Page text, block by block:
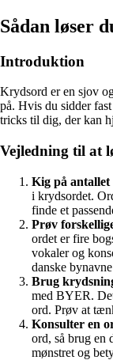
Sådan løser
Introduktion
Krydsord er en sjov
på. Hvis du sidder
tricks til dig, der kan
Vejledning til at
Kig på antallet
i krydsordet.
finde et
Prøv
ordet er fire
vokaler og
danske
Brug
med BYER.
ord. Prøv at
Konsulter en
ord, så brug en
mønstret og